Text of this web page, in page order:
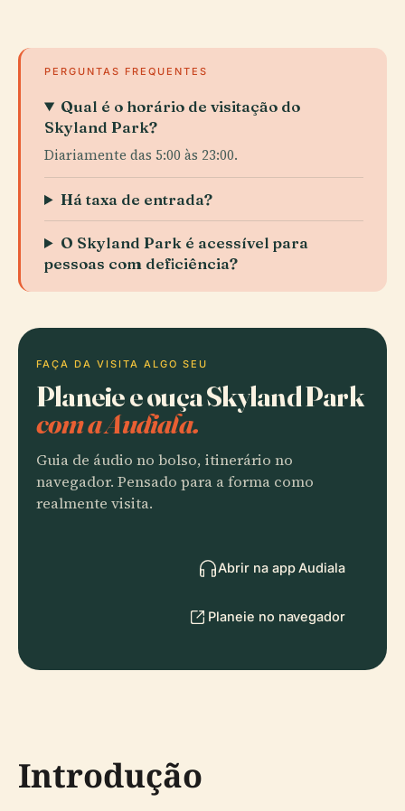
PERGUNTAS FREQUENTES
Qual é o horário de visitação do
Skyland Park?
Diariamente das 5:00 às 23:00.
Há taxa de entrada?
O Skyland Park é acessível para
pessoas com deficiência?
FAÇA DA VISITA ALGO SEU
Planeie e ouça Skyland Park
com a Audiala.
Guia de áudio no bolso, itinerário no
navegador. Pensado para a forma como
realmente visita.
Abrir na app Audiala
Planeie no navegador
Introdução